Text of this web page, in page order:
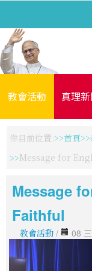
教會活動 真理
你目前位置: 首頁
Message for
Message
Faithful
教會活動 / 08